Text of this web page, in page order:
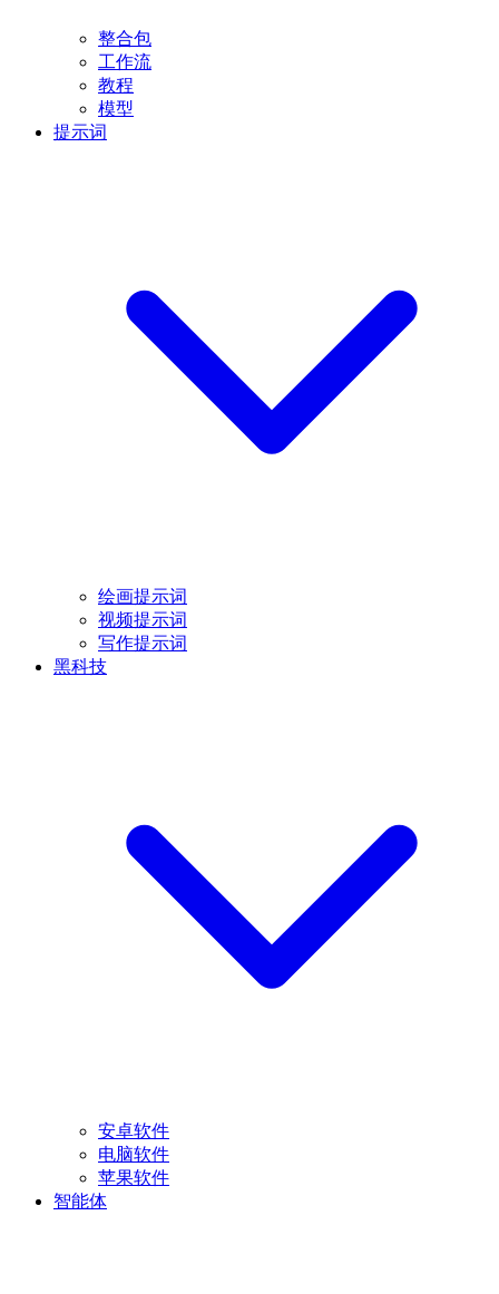
整合包
工作流
教程
模型
提示词
绘画提示词
视频提示词
写作提示词
黑科技
安卓软件
电脑软件
苹果软件
智能体